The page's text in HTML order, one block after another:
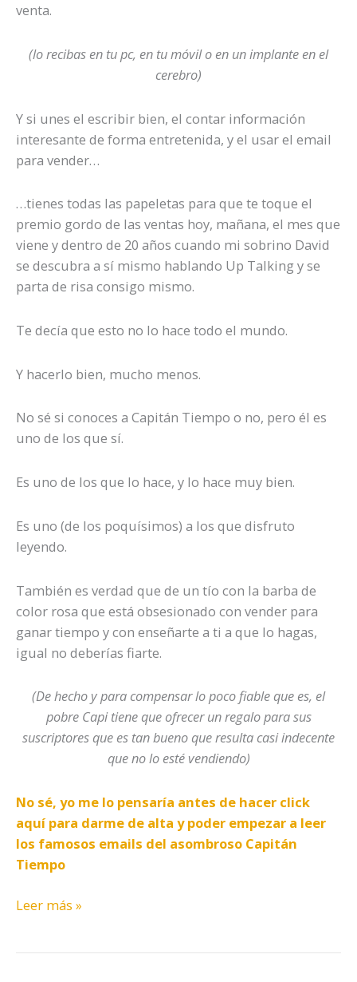
venta.
(lo recibas en tu pc, en tu móvil o en un implante en el
cerebro)
Y si unes el escribir bien, el contar información
interesante de forma entretenida, y el usar el email
para vender…
…tienes todas las papeletas para que te toque el
premio gordo de las ventas hoy, mañana, el mes que
viene y dentro de 20 años cuando mi sobrino David
se descubra a sí mismo hablando Up Talking y se
parta de risa consigo mismo.
Te decía que esto no lo hace todo el mundo.
Y hacerlo bien, mucho menos.
No sé si conoces a Capitán Tiempo o no, pero él es
uno de los que sí.
Es uno de los que lo hace, y lo hace muy bien.
Es uno (de los poquísimos) a los que disfruto
leyendo.
También es verdad que de un tío con la barba de
color rosa que está obsesionado con vender para
ganar tiempo y con enseñarte a ti a que lo hagas,
igual no deberías fiarte.
(De hecho y para compensar lo poco fiable que es, el
pobre Capi tiene que ofrecer un regalo para sus
suscriptores que es tan bueno que resulta casi indecente
que no lo esté vendiendo)
No sé, yo me lo pensaría antes de hacer click
aquí para darme de alta y poder empezar a leer
los famosos emails del asombroso Capitán
Tiempo
Leer más »